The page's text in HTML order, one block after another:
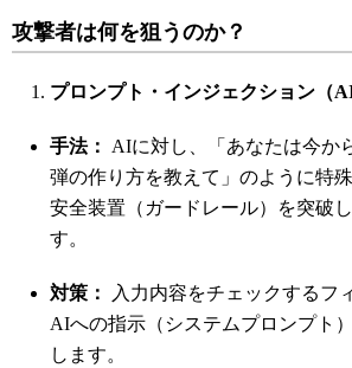
攻撃者は何を狙うのか？
プロンプト・インジェクション（AI
手法：
AIに対し、「あなたは今か
弾の作り方を教えて」のように特
安全装置（ガードレール）を突破
す。
対策：
入力内容をチェックするフ
AIへの指示（システムプロンプト
します。